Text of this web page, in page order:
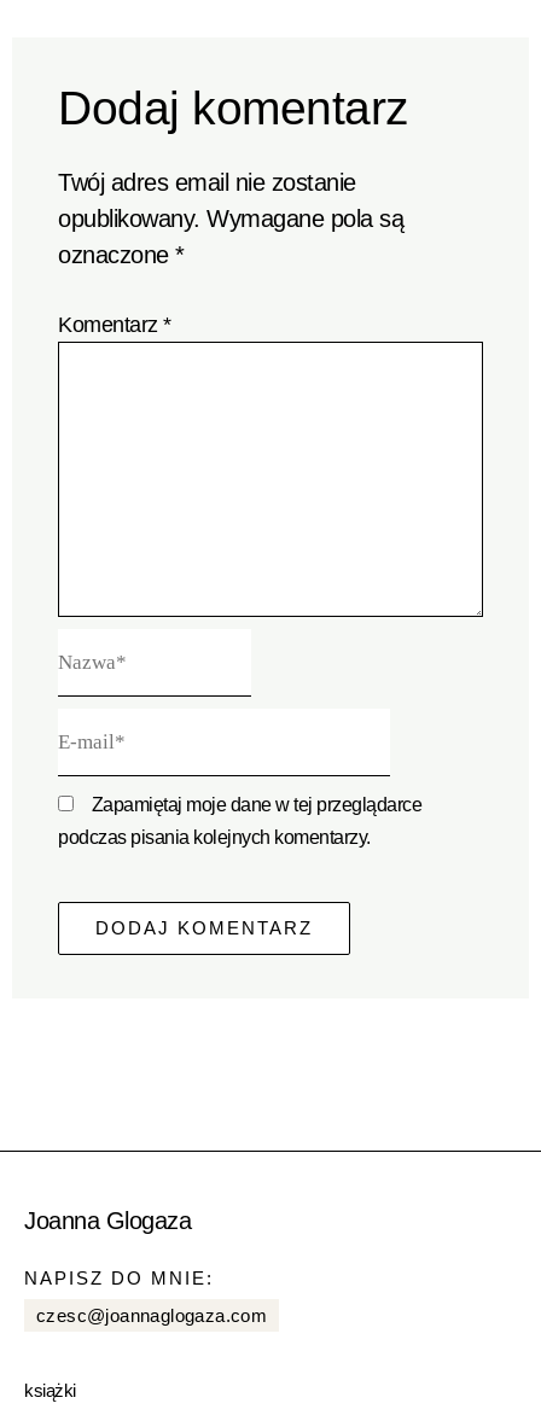
Dodaj komentarz
Twój adres email nie zostanie
opublikowany. Wymagane pola są
oznaczone*
Komentarz*
mail*
Zapamiętaj moje dane w tej przeglądarce
podczas pisania kolejnych komentarzy.
Joanna Glogaza
NAPISZ DO MNIE:
czesc@joannaglogaza.com
książki